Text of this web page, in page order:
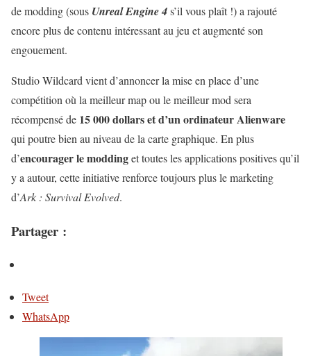
de modding (sous Unreal Engine 4s’il vous plaît !) a rajouté
encore plus de contenu intéressant au jeu et augmenté son
engouement.
Studio Wildcard vient d’annoncer la mise en place d’une
compétition où la meilleur map ou le meilleur mod sera
récompensé de 15 000 dollars et d’un ordinateur Alienware
qui poutre bien au niveau de la carte graphique. En plus
d’encourager le moddinget toutes les applications positives qu’il
y a autour, cette initiative renforce toujours plus le marketing
d’Ark : Survival Evolved.
Partager :
Tweet
WhatsApp